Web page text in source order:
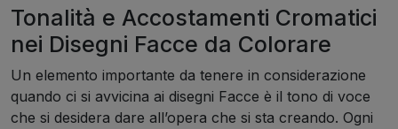
Tonalità e Accostamenti Cromatici
nei Disegni Facce da Colorare
Un elemento importante da tenere in considerazione
quando ci si avvicina ai disegni Facce è il tono di voce
che si desidera dare all’opera che si sta creando. Ogni